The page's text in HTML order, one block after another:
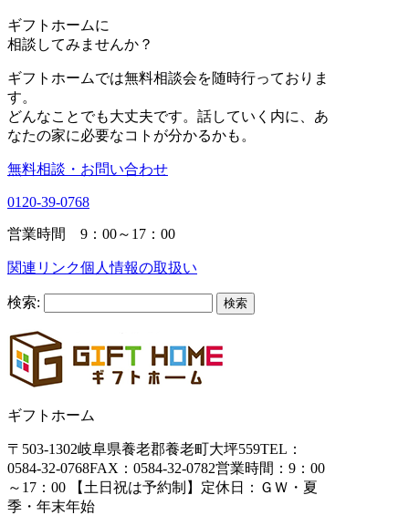
ギフトホームに
相談 してみませんか？
ギフトホームでは無料相談会を随時行っておりま
す。
どんなことでも大丈夫です。話していく内に、あ
なたの家に必要なコトが分かるかも。
無料相談・お問い合わせ
0120-39-0768
営業時間 9：00～17：00
関連リンク個人情報の取扱い
検索:
ギフトホーム
〒503-1302岐阜県養老郡養老町大坪559TEL：
0584-32-0768FAX：0584-32-0782営業時間：9：00
～17：00 【土日祝は予約制】 定休日：ＧＷ・夏
季・年末年始